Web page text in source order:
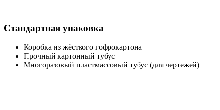
Стандартная упаковка
Коробка из жёсткого гофрокартона
Прочный картонный тубус
Многоразовый пластмассовый тубус (для чертежей)